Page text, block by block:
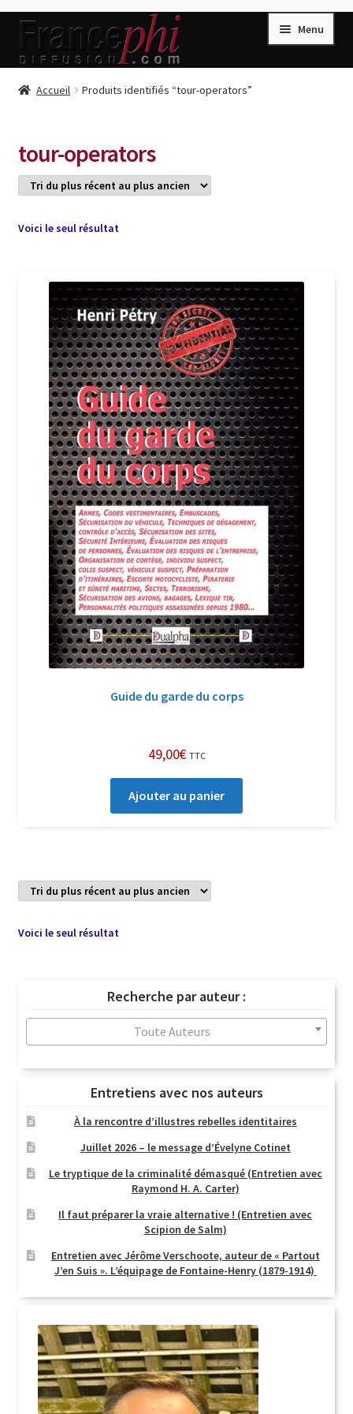
Aller
la
Aller
contenu
Menu
Accueil
Conditions de Vente
Connection
Listes d’Envies
Livres de Peter Randa
Livres de Philippe Randa
Login Customizer
Newsletter
Nous Contacter
Panier
Politique de confidentialité et cookies
Qui sommes-nous ?
Soutien à Philippe Randa
Suivi de la Commande
Accueil Produits identifiés “tour-operators”
tour-operators
Voici le seul résultat
Guide du garde du corps
49,00€ TTC
Ajouter au panier
Voici le seul résultat
Recherche par auteur :
Toute Auteurs
Entretiens avec nos auteurs
À la rencontre d’illustres rebelles identitaires
Juillet 2026 – le message d’Évelyne Cotinet
Le tryptique de la criminalité démasqué (Entretien avec
Raymond H. A. Carter)
Il faut préparer la vraie alternative ! (Entretien avec
Scipion de Salm)
Entretien avec Jérôme Verschoote, auteur de « Partout
J’en Suis ». L’équipage de Fontaine-Henry (1879-1914)